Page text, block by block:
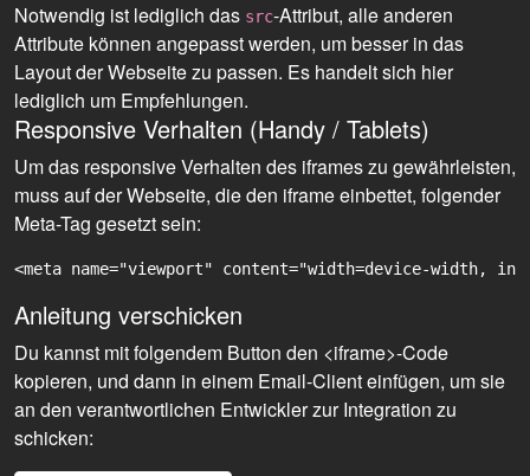
Notwendig ist lediglich das src-Attribut, alle anderen
Attribute können angepasst werden, um besser in das
Layout der Webseite zu passen. Es handelt sich hier
lediglich um Empfehlungen.
Responsive Verhalten (Handy / Tablets)
Um das responsive Verhalten des iframes zu gewährleisten,
muss auf der Webseite, die den iframe einbettet, folgender
Meta-Tag gesetzt sein:
<meta name="viewport" content="width=device-width,
Anleitung verschicken
Du kannst mit folgendem Button den <iframe>-Code
kopieren, und dann in einem Email-Client einfügen, um sie
an den verantwortlichen Entwickler zur Integration zu
schicken: